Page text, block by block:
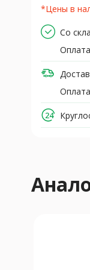
*Цены в
Со